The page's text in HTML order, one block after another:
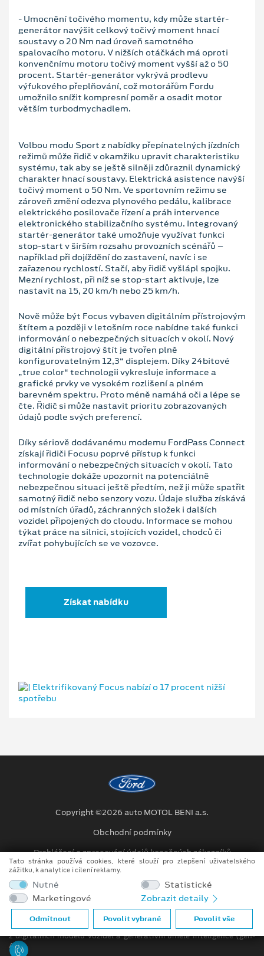
- Umocnění točivého momentu, kdy může startér-
generátor navýšit celkový točivý moment hnací
soustavy o 20 Nm nad úroveň samotného
spalovacího motoru. V nižších otáčkách má oproti
konvenčnímu motoru točivý moment vyšší až o 50
procent. Startér-generátor vykrývá prodlevu
výfukového přeplňování, což motorářům Fordu
umožnilo snížit kompresní poměr a osadit motor
větším turbodmychadlem.
Volbou modu Sport z nabídky přepínatelných jízdních
režimů může řidič v okamžiku upravit charakteristiku
systému, tak aby se ještě silněji zdůraznil dynamický
charakter hnací soustavy. Elektrická asistence navýší
točivý moment o 50 Nm. Ve sportovním režimu se
zároveň změní odezva plynového pedálu, kalibrace
elektrického posilovače řízení a práh intervence
elektronického stabilizačního systému. Integrovaný
startér-generátor také umožňuje využívat funkci
stop-start v širším rozsahu provozních scénářů –
například při dojíždění do zastavení, navíc i se
zařazenou rychlostí. Stačí, aby řidič vyšlápl spojku.
Mezní rychlost, při níž se stop-start aktivuje, lze
nastavit na 15, 20 km/h nebo 25 km/h.
Nově může být Focus vybaven digitálním přístrojovým
štítem a později v letošním roce nabídne také funkci
informování o nebezpečných situacích v okolí. Nový
digitální přístrojový štít je tvořen plně
konfigurovatelným 12,3“ displejem. Díky 24bitové
„true color“ technologii vykresluje informace a
grafické prvky ve vysokém rozlišení a plném
barevném spektru. Proto méně namáhá oči a lépe se
čte. Řidič si může nastavit prioritu zobrazovaných
údajů podle svých preferencí.
Díky sériově dodávanému modemu FordPass Connect
získají řidiči Focusu poprvé přístup k funkci
informování o nebezpečných situacích v okolí. Tato
technologie dokáže upozornit na potenciálně
nebezpečnou situaci ještě předtím, než ji může spatřit
samotný řidič nebo senzory vozu. Údaje služba získává
od místních úřadů, záchranných složek i dalších
vozidel připojených do cloudu. Informace se mohou
týkat práce na silnici, stojících vozidel, chodců či
zvířat pohybujících se ve vozovce.
Získat nabídku
Copyright ©2026 auto MOTOL BENI a.s.
Obchodní podmínky
Prohlášení o zpracování údajů konečných zákazníků
Kariéra
Projekty
Při tvorbě videí a obrázků na tomto webu je využíváno kombinace
tradičních fotografií či videí, počítačem generovaných snímků (CGI)
z digitálních modelů vozidel a generativní umělé inteligence (gen-
AI).
Tato stránka používá cookies, které slouží pro zlepšení uživatelského
zážitku, k analytice i cílení reklamy.
Nutné
Statistické
Marketingové
Zobrazit detaily
Odmítnout Povolit vybrané Povolit vše